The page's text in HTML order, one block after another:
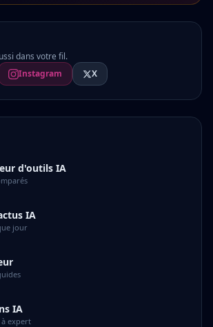
dans votre fil.
Instagram X
d'outils IA
IA
jour
IA
expert